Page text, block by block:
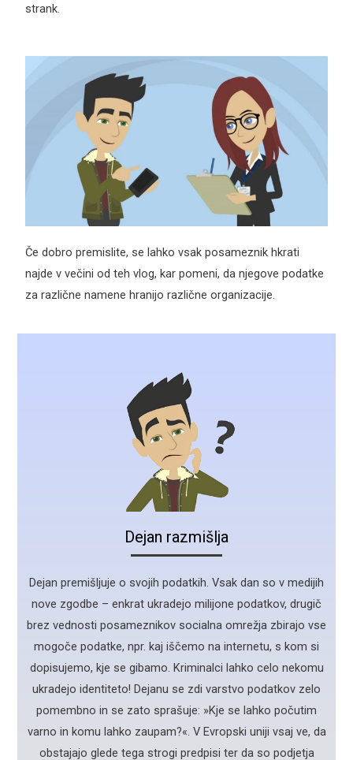
strank.
Če dobro premislite, se lahko vsak posameznik hkrati
najde v večini od teh vlog, kar pomeni, da njegove podatke
za različne namene hranijo različne organizacije.
Dejan razmišlja
Dejan premišljuje o svojih podatkih. Vsak dan so v medijih
nove zgodbe – enkrat ukradejo milijone podatkov, drugič
brez vednosti posameznikov socialna omrežja zbirajo vse
mogoče podatke, npr. kaj iščemo na internetu, s kom si
dopisujemo, kje se gibamo. Kriminalci lahko celo nekomu
ukradejo identiteto! Dejanu se zdi varstvo podatkov zelo
pomembno in se zato sprašuje: »Kje se lahko počutim
varno in komu lahko zaupam?«. V Evropski uniji vsaj ve, da
obstajajo glede tega strogi predpisi ter da so podjetja